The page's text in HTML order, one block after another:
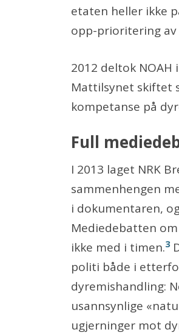
etaten heller ikke
opp-prioritering av
2012 deltok
Mattilsynet skiftet
kompetanse på
Full
I 2013 laget NRK
sammenhengen
i dokumentaren,
Mediedebatten
ikke med i timen.3
politi både i
dyremishandling:
usannsynlige
ugjerninger mot